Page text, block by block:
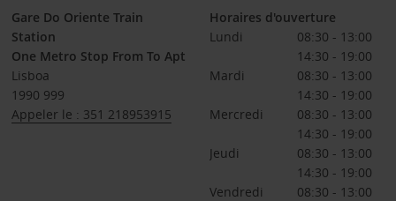
Gare Do Oriente Train
Station
One Metro Stop From To Apt
Lisboa
1990 999
Appeler le : 351 218953915
Horaires d'ouverture
Lundi
08:30 - 13:00
14:30 - 19:00
Mardi
08:30 - 13:00
14:30 - 19:00
Mercredi
08:30 - 13:00
14:30 - 19:00
Jeudi
08:30 - 13:00
14:30 - 19:00
Vendredi
08:30 - 13:00